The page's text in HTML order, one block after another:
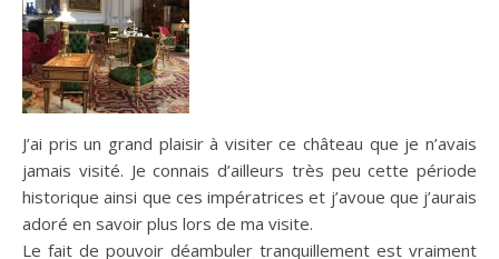
J’ai pris un grand plaisir à visiter ce château que je n’avais
jamais visité. Je connais d’ailleurs très peu cette période
historique ainsi que ces impératrices et j’avoue que j’aurais
adoré en savoir plus lors de ma visite.
Le fait de pouvoir déambuler tranquillement est vraiment